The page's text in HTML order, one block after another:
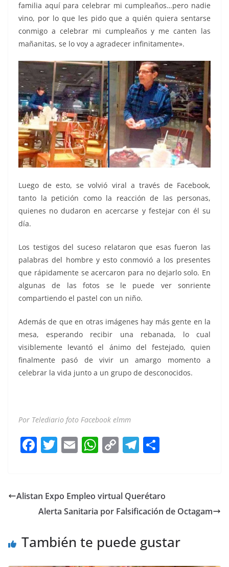
familia aquí para celebrar mi cumpleaños…pero nadie
vino, por lo que les pido que a quién quiera sentarse
conmigo a celebrar mi cumpleaños y me canten las
mañanitas, se lo voy a agradecer infinitamente».
Luego de esto, se volvió viral a través de Facebook,
tanto la petición como la reacción de las personas,
quienes no dudaron en acercarse y festejar con él su
día.
Los testigos del suceso relataron que esas fueron las
palabras del hombre y esto conmovió a los presentes
que rápidamente se acercaron para no dejarlo solo. En
algunas de las fotos se le puede ver sonriente
compartiendo el pastel con un niño.
Además de que en otras imágenes hay más gente en la
mesa, esperando recibir una rebanada, lo cual
visiblemente levantó el ánimo del festejado, quien
finalmente pasó de vivir un amargo momento a
celebrar la vida junto a un grupo de desconocidos.
Por Telediario foto Facebook elmm
F
e
b
o
T
er
E
l
W
s
A
p
C
y
Li
k
T
gr
a
e
Alistan Expo Empleo virtual Querétaro
Alerta Sanitaria por Falsificación de Octagam
También te puede gustar